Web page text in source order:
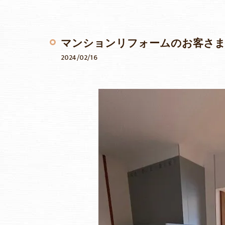
マンションリフォームのお客さ
2024/02/16